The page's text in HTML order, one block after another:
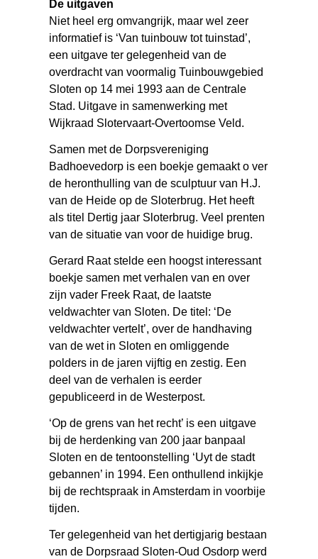
De uitgaven
Niet heel erg omvangrijk, maar wel zeer
informatief is ‘Van tuinbouw tot tuinstad’,
een uitgave ter gelegenheid van de
overdracht van voormalig Tuinbouwgebied
Sloten op 14 mei 1993 aan de Centrale
Stad. Uitgave in samenwerking met
Wijkraad Slotervaart-Overtoomse Veld.
Samen met de Dorpsvereniging
Badhoevedorp is een boekje gemaakt o ver
de heronthulling van de sculptuur van H.J.
van de Heide op de Sloterbrug. Het heeft
als titel Dertig jaar Sloterbrug. Veel prenten
van de situatie van voor de huidige brug.
Gerard Raat stelde een hoogst interessant
boekje samen met verhalen van en over
zijn vader Freek Raat, de laatste
veldwachter van Sloten. De titel: ‘De
veldwachter vertelt’, over de handhaving
van de wet in Sloten en omliggende
polders in de jaren vijftig en zestig. Een
deel van de verhalen is eerder
gepubliceerd in de Westerpost.
‘Op de grens van het recht’ is een uitgave
bij de herdenking van 200 jaar banpaal
Sloten en de tentoonstelling ‘Uyt de stadt
gebannen’ in 1994. Een onthullend inkijkje
bij de rechtspraak in Amsterdam in voorbije
tijden.
Ter gelegenheid van het dertigjarig bestaan
van de Dorpsraad Sloten-Oud Osdorp werd